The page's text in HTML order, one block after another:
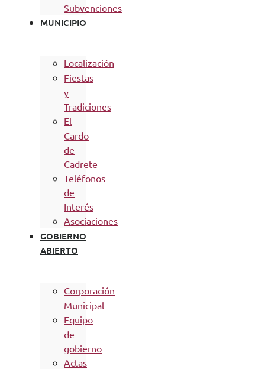
Subvenciones
MUNICIPIO
Localización
Fiestas
y
Tradiciones
El
Cardo
de
Cadrete
Teléfonos
de
Interés
Asociaciones
GOBIERNO
ABIERTO
Corporación
Municipal
Equipo
de
gobierno
Actas